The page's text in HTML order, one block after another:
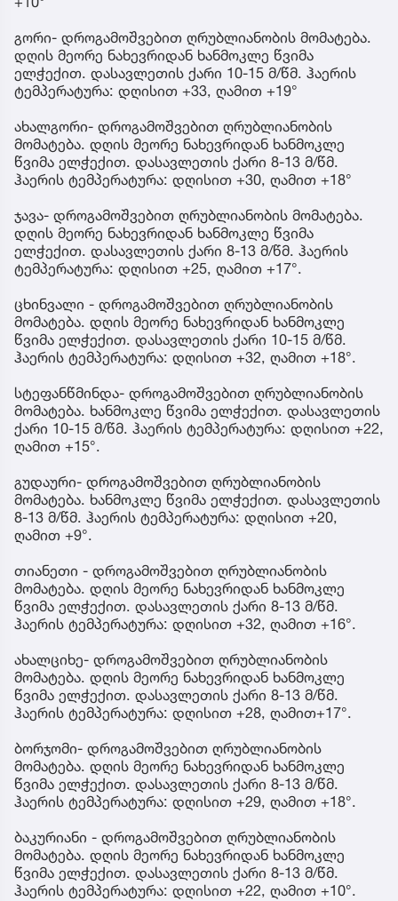
გორი- დროგამოშვებით ღრუბლიანობის მომატება.
დღის მეორე ნახევრიდან ხანმოკლე წვიმა
ელჭექით. დასავლეთის ქარი 10-15 მ/წმ. ჰაერის
ტემპერატურა: დღისით +33, ღამით +19°
ახალგორი- დროგამოშვებით ღრუბლიანობის
მომატება. დღის მეორე ნახევრიდან ხანმოკლე
წვიმა ელჭექით. დასავლეთის ქარი 8-13 მ/წმ.
ჰაერის ტემპერატურა: დღისით +30, ღამით +18°
ჯავა- დროგამოშვებით ღრუბლიანობის მომატება.
დღის მეორე ნახევრიდან ხანმოკლე წვიმა
ელჭექით. დასავლეთის ქარი 8-13 მ/წმ. ჰაერის
ტემპერატურა: დღისით +25, ღამით +17°.
ცხინვალი - დროგამოშვებით ღრუბლიანობის
მომატება. დღის მეორე ნახევრიდან ხანმოკლე
წვიმა ელჭექით. დასავლეთის ქარი 10-15 მ/წმ.
ჰაერის ტემპერატურა: დღისით +32, ღამით +18°.
სტეფანწმინდა- დროგამოშვებით ღრუბლიანობის
მომატება. ხანმოკლე წვიმა ელჭექით. დასავლეთის
ქარი 10-15 მ/წმ. ჰაერის ტემპერატურა: დღისით +22,
ღამით +15°.
გუდაური- დროგამოშვებით ღრუბლიანობის
მომატება. ხანმოკლე წვიმა ელჭექით. დასავლეთის
8-13 მ/წმ. ჰაერის ტემპერატურა: დღისით +20,
ღამით +9°.
თიანეთი - დროგამოშვებით ღრუბლიანობის
მომატება. დღის მეორე ნახევრიდან ხანმოკლე
წვიმა ელჭექით. დასავლეთის ქარი 8-13 მ/წმ.
ჰაერის ტემპერატურა: დღისით +32, ღამით +16°.
ახალციხე- დროგამოშვებით ღრუბლიანობის
მომატება. დღის მეორე ნახევრიდან ხანმოკლე
წვიმა ელჭექით. დასავლეთის ქარი 8-13 მ/წმ.
ჰაერის ტემპერატურა: დღისით +28, ღამით+17°.
ბორჯომი- დროგამოშვებით ღრუბლიანობის
მომატება. დღის მეორე ნახევრიდან ხანმოკლე
წვიმა ელჭექით. დასავლეთის ქარი 8-13 მ/წმ.
ჰაერის ტემპერატურა: დღისით +29, ღამით +18°.
ბაკურიანი - დროგამოშვებით ღრუბლიანობის
მომატება. დღის მეორე ნახევრიდან ხანმოკლე
წვიმა ელჭექით. დასავლეთის ქარი 8-13 მ/წმ.
ჰაერის ტემპერატურა: დღისით +22, ღამით +10°.